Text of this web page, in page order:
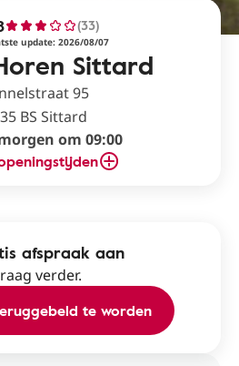
Sittard
(33)
update: 2026/08/07
95
BS Sittard
om 09:00
afspraak aan
verder.
te worden